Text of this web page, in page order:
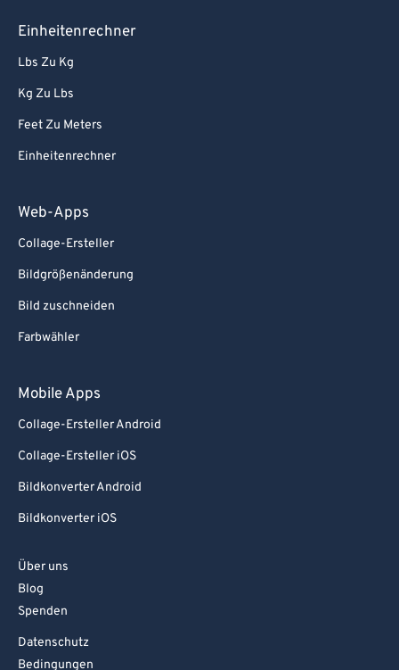
Einheitenrechner
Lbs Zu Kg
Kg Zu Lbs
Feet Zu Meters
Einheitenrechner
Web-Apps
Collage-Ersteller
Bildgrößenänderung
Bild zuschneiden
Farbwähler
Mobile Apps
Collage-Ersteller Android
Collage-Ersteller iOS
Bildkonverter Android
Bildkonverter iOS
Über uns
Blog
Spenden
Datenschutz
Bedingungen